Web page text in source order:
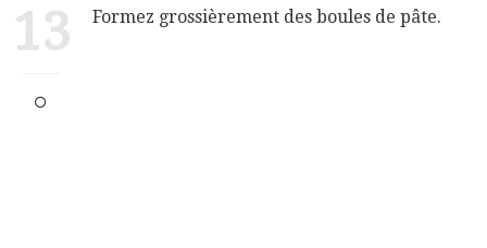
13 Formez grossièrement des boules de pâte.